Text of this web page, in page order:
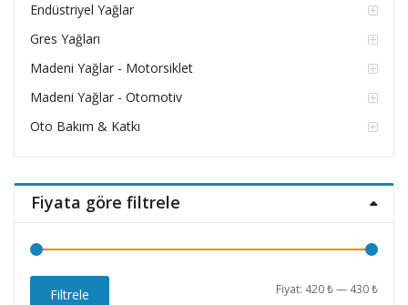
Endüstriyel Yağlar
Gres Yağları
Madeni Yağlar - Motorsiklet
Madeni Yağlar - Otomotiv
Oto Bakım & Katkı
Fiyata göre filtrele
En
En
Filtrele Fiyat: 420 ₺— 430 ₺